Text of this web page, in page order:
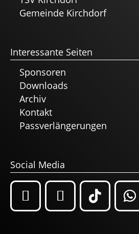
Gemeinde Kirchdorf
Interessante Seiten
Sponsoren
Downloads
Archiv
Kontakt
Passverlängerungen
Social Media